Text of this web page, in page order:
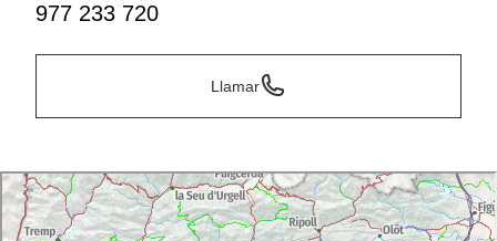
977 233 720
Llamar